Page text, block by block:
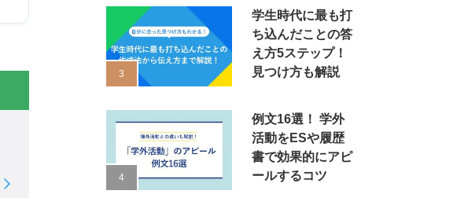
学生時代に最も打
ち込んだことの答
え方5ステップ！
見つけ方も解説
例文16選！ 学外
活動をESや履歴
書で効果的にアピ
ールするコツ